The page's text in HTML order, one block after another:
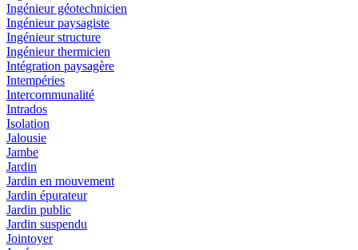
Ingénieur géotechnicien
Ingénieur paysagiste
Ingénieur structure
Ingénieur thermicien
Intégration paysagère
Intempéries
Intercommunalité
Intrados
Isolation
Jalousie
Jambe
Jardin
Jardin en mouvement
Jardin épurateur
Jardin public
Jardin suspendu
Jointoyer